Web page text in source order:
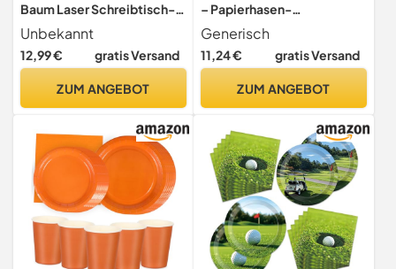
Baum Laser Schreibtisch-
Set für Papierwaren Karte
Unbekannt
12,99 € gratis Versand
ZUM ANGEBOT
– Papierhasen-
Partyzubehör, -
Papierwaren, Teller,
Servietten, Becher, für
Küche, Büro, Schule,
Camping, Picknick
Generisch
11,24 € gratis Versand
ZUM ANGEBOT